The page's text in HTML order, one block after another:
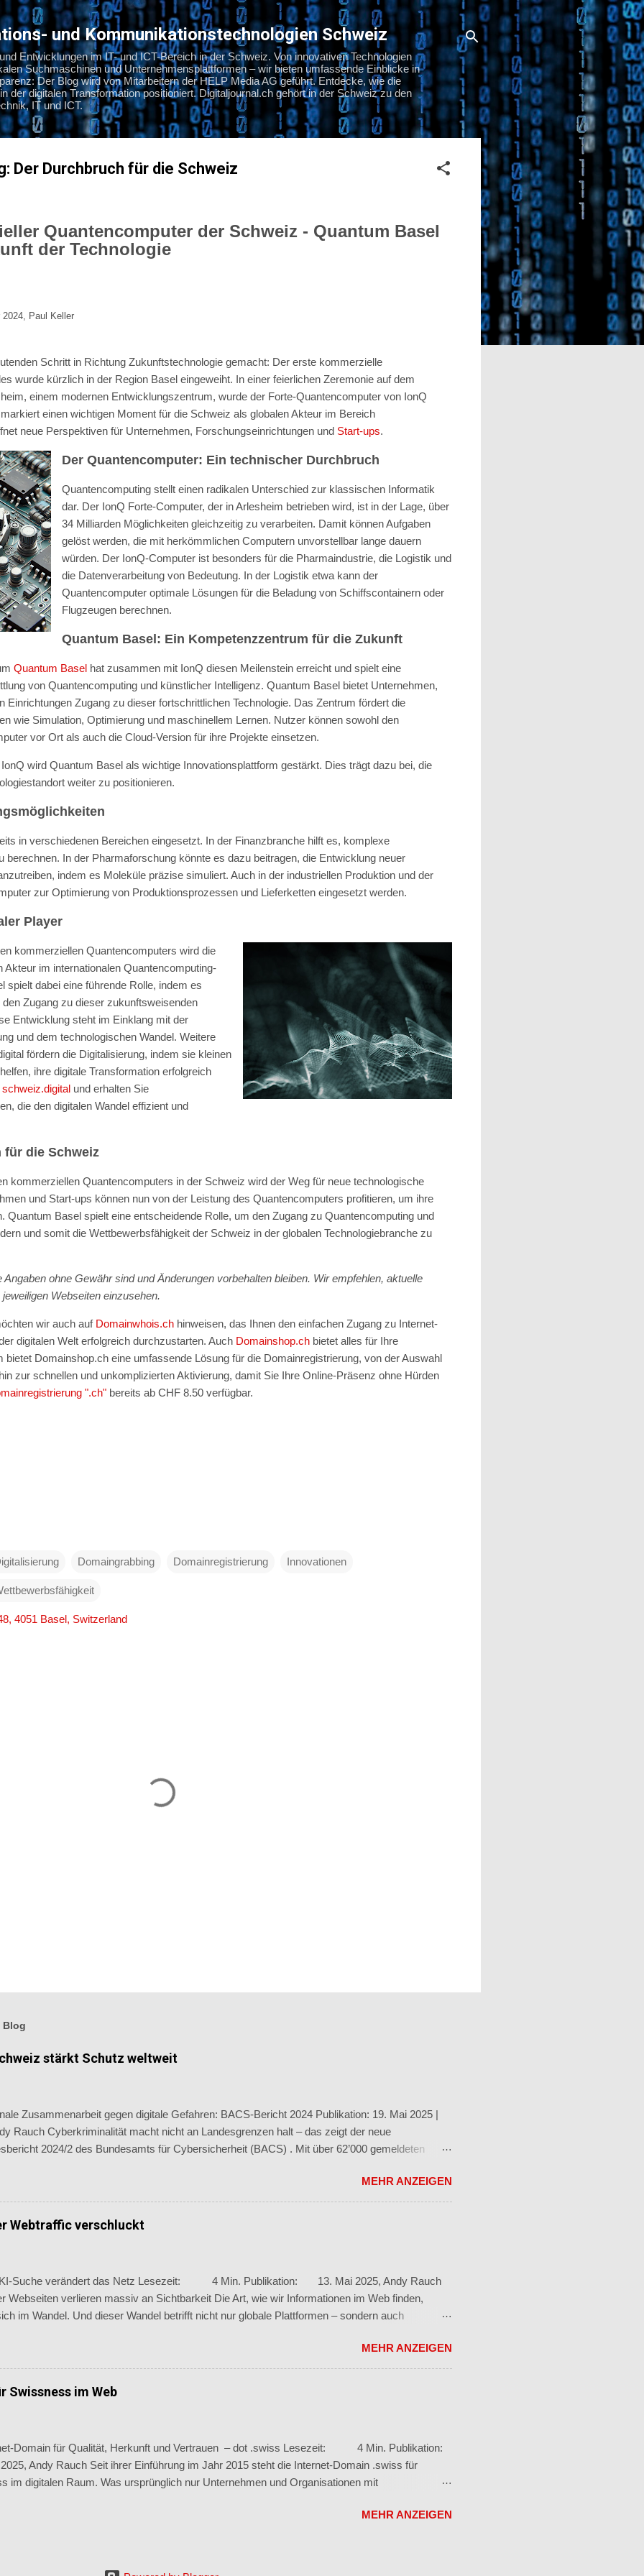
Direkt zum Hauptbereich
und Kommunikationstechnologien Schweiz
Entwicklungen im IT- und ICT-Bereich in der Schweiz. Von innovativen Technologien
Suchmaschinen und Unternehmensplattformen – wir bieten umfassende Einblicke in
Der Blog wird von Mitarbeitern der HELP Media AG geführt. Entdecke, wie die
der digitalen Transformation positioniert. Digitaljournal.ch gehört in der Schweiz zu den
IT und ICT.
Der Durchbruch für die Schweiz
Quantencomputer der Schweiz - Quantum Basel
der Technologie
Paul Keller
Schritt in Richtung Zukunftstechnologie gemacht: Der erste kommerzielle
wurde kürzlich in der Region Basel eingeweiht. In einer feierlichen Zeremonie auf dem
einem modernen Entwicklungszentrum, wurde der Forte-Quantencomputer von IonQ
einen wichtigen Moment für die Schweiz als globalen Akteur im Bereich
neue Perspektiven für Unternehmen, Forschungseinrichtungen und Start-ups.
Der Quantencomputer: Ein technischer Durchbruch
Quantencomputing stellt einen radikalen Unterschied zur klassischen Informatik
dar. Der IonQ Forte-Computer, der in Arlesheim betrieben wird, ist in der Lage, über
34 Milliarden Möglichkeiten gleichzeitig zu verarbeiten. Damit können Aufgaben
gelöst werden, die mit herkömmlichen Computern unvorstellbar lange dauern
würden. Der IonQ-Computer ist besonders für die Pharmaindustrie, die Logistik und
die Datenverarbeitung von Bedeutung. In der Logistik etwa kann der
Quantencomputer optimale Lösungen für die Beladung von Schiffscontainern oder
Flugzeugen berechnen.
Quantum Basel: Ein Kompetenzzentrum für die Zukunft
Quantum Basel hat zusammen mit IonQ diesen Meilenstein erreicht und spielt eine
von Quantencomputing und künstlicher Intelligenz. Quantum Basel bietet Unternehmen,
Einrichtungen Zugang zu dieser fortschrittlichen Technologie. Das Zentrum fördert die
wie Simulation, Optimierung und maschinellem Lernen. Nutzer können sowohl den
vor Ort als auch die Cloud-Version für ihre Projekte einsetzen.
wird Quantum Basel als wichtige Innovationsplattform gestärkt. Dies trägt dazu bei, die
weiter zu positionieren.
in verschiedenen Bereichen eingesetzt. In der Finanzbranche hilft es, komplexe
berechnen. In der Pharmaforschung könnte es dazu beitragen, die Entwicklung neuer
indem es Moleküle präzise simuliert. Auch in der industriellen Produktion und der
zur Optimierung von Produktionsprozessen und Lieferketten eingesetzt werden.
Player
kommerziellen Quantencomputers wird die
im internationalen Quantencomputing-
spielt dabei eine führende Rolle, indem es
Zugang zu dieser zukunftsweisenden
Entwicklung steht im Einklang mit der
und dem technologischen Wandel. Weitere
fördern die Digitalisierung, indem sie kleinen
ihre digitale Transformation erfolgreich
schweiz.digital und erhalten Sie
die den digitalen Wandel effizient und
für die Schweiz
kommerziellen Quantencomputers in der Schweiz wird der Weg für neue technologische
und Start-ups können nun von der Leistung des Quantencomputers profitieren, um ihre
Quantum Basel spielt eine entscheidende Rolle, um den Zugang zu Quantencomputing und
und somit die Wettbewerbsfähigkeit der Schweiz in der globalen Technologiebranche zu
ohne Gewähr sind und Änderungen vorbehalten bleiben. Wir empfehlen, aktuelle
Webseiten einzusehen.
wir auch auf Domainwhois.ch hinweisen, das Ihnen den einfachen Zugang zu Internet-
digitalen Welt erfolgreich durchzustarten. Auch Domainshop.ch bietet alles für Ihre
bietet Domainshop.ch eine umfassende Lösung für die Domainregistrierung, von der Auswahl
zur schnellen und unkomplizierten Aktivierung, damit Sie Ihre Online-Präsenz ohne Hürden
".ch" bereits ab CHF 8.50 verfügbar.
Domaingrabbing Domainregistrierung Innovationen
4051 Basel, Switzerland
Blog
stärkt Schutz weltweit
Zusammenarbeit gegen digitale Gefahren: BACS-Bericht 2024 Publikation: 19. Mai 2025 |
Rauch Cyberkriminalität macht nicht an Landesgrenzen halt – das zeigt der neue
2024/2 des Bundesamts für Cybersicherheit (BACS) . Mit über 62’000 gemeldeten
Zusammenarbeit im Kampf gegen digitale Bedrohungen. Cyberbedrohungen
zu Im zweiten Halbjahr 2024 registrierte das BACS 28’165 Meldungen – leicht weniger als
Halbjahr. Dennoch ergibt sich im Jahresvergleich ein Anstieg um fast 14’000 Meldungen .
...
MEHR ANZEIGEN
Webtraffic verschluckt
Suche verändert das Netz Lesezeit: 4 Min. Publikation: 13. Mai 2025, Andy Rauch
Webseiten verlieren massiv an Sichtbarkeit Die Art, wie wir Informationen im Web finden,
im Wandel. Und dieser Wandel betrifft nicht nur globale Plattformen – sondern auch
auf Google verzeichnen viele Webseiten einen starken Rückgang beim organischen Traffic.
ist die neue Google-Funktion AI Overviews. Dabei handelt es sich um automatisch generierte
die Informationen aus dem Web direkt in der Suchergebnisseite anzeigen.
MEHR ANZEIGEN
Swissness im Web
Domain für Qualität, Herkunft und Vertrauen – dot .swiss Lesezeit: 4 Min. Publikation:
Andy Rauch Seit ihrer Einführung im Jahr 2015 steht die Internet-Domain .swiss für
im digitalen Raum. Was ursprünglich nur Unternehmen und Organisationen mit
zu einer attraktiven Option für die gesamte Schweizer Community entwickelt – von KMU bis zu
auch im Internet sichtbar zu machen. Sie ergänzt die klassische .ch-Domain um einen
MEHR ANZEIGEN